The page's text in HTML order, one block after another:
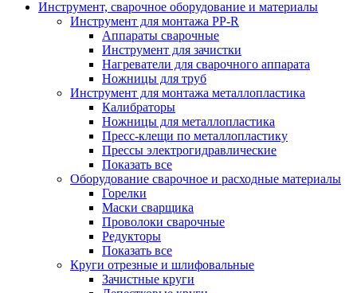
Инструмент, сварочное оборудование и материалы
Инструмент для монтажа PP-R
Аппараты сварочные
Инструмент для зачистки
Нагреватели для сварочного аппарата
Ножницы для труб
Инструмент для монтажа металлопластика
Калибраторы
Ножницы для металлопластика
Пресс-клещи по металлопластику
Прессы электрогидравлические
Показать все
Оборудование сварочное и расходные материалы
Горелки
Маски сварщика
Проволоки сварочные
Редукторы
Показать все
Круги отрезные и шлифовальные
Зачистные круги